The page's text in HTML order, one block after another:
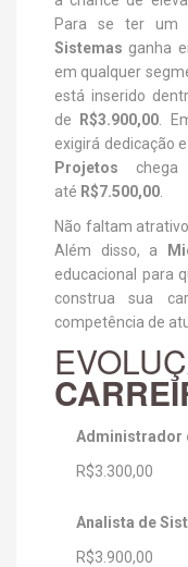
Para se ter um
Sistemas ganha
em qualquer
está inserido
de
R$3.900,00 .
exigirá dedicação
Projetos chega
até R$7.500,00
Não faltam
Além disso, a
educacional para
construa sua
competência de
Administrador
R$3.300,00
Analista de
R$3.900,00